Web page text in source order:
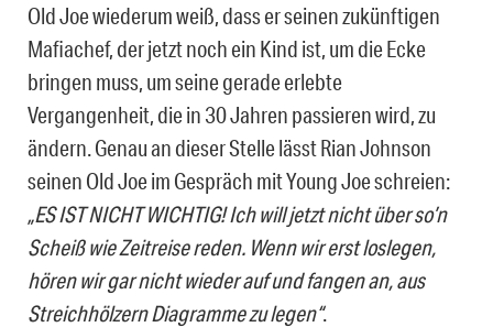
Old Joe wiederum weiß, dass er seinen zukünftigen
Mafiachef, der jetzt noch ein Kind ist, um die Ecke
bringen muss, um seine gerade erlebte
Vergangenheit, die in 30 Jahren passieren wird, zu
ändern. Genau an dieser Stelle lässt Rian Johnson
seinen Old Joe im Gespräch mit Young Joe schreien:
„ES IST NICHT WICHTIG! Ich will jetzt nicht über so’n
Scheiß wie Zeitreise reden. Wenn wir erst loslegen,
hören wir gar nicht wieder auf und fangen an, aus
Streichhölzern Diagramme zu legen“.